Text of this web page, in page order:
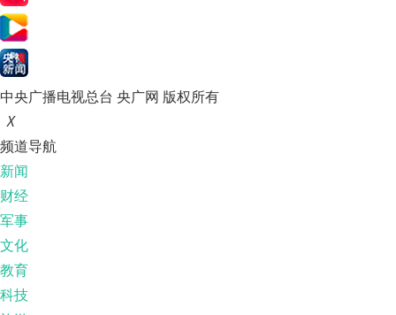
中央广播电视总台 央广网 版权所有
X
频道导航
新闻
财经
军事
文化
教育
科技